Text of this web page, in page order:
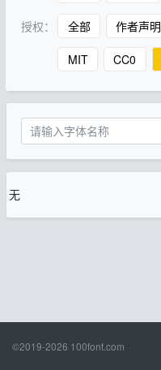
授权： 全部 作者声明
MIT CC0
无
©2019-2026 100font.com